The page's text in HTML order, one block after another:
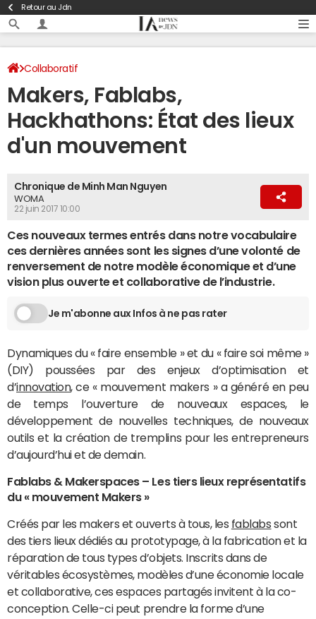
Retour au Jdn
Collaboratif
Makers, Fablabs,
Hackhathons: État des lieux
d'un mouvement
Chronique de Minh Man Nguyen
WOMA
22 juin 2017 10:00
Ces nouveaux termes entrés dans notre vocabulaire
ces dernières années sont les signes d’une volonté de
renversement de notre modèle économique et d’une
vision plus ouverte et collaborative de l’industrie.
Je m'abonne aux Infos à ne pas rater
Dynamiques du « faire ensemble » et du « faire soi même »
(DIY) poussées par des enjeux d’optimisation et
d’innovation, ce « mouvement makers » a généré en peu
de temps l’ouverture de nouveaux espaces, le
développement de nouvelles techniques, de nouveaux
outils et la création de tremplins pour les entrepreneurs
d’aujourd’hui et de demain.
Fablabs & Makerspaces – Les tiers lieux représentatifs
du « mouvement Makers »
Créés par les makers et ouverts à tous, les fablabs sont
des tiers lieux dédiés au prototypage, à la fabrication et la
réparation de tous types d’objets. Inscrits dans de
véritables écosystèmes, modèles d’une économie locale
et collaborative, ces espaces partagés invitent à la co-
conception. Celle-ci peut prendre la forme d’une